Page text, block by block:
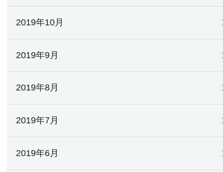
2019年10月
2019年9月
2019年8月
2019年7月
2019年6月